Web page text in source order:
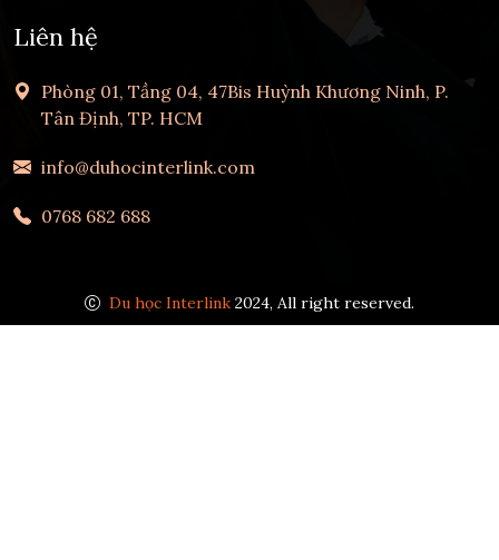
Liên hệ
Phòng 01, Tầng 04, 47Bis Huỳnh Khương Ninh, P.
Tân Định, TP. HCM
info@duhocinterlink.com
0768 682 688
Du học Interlink 2024, All right reserved.